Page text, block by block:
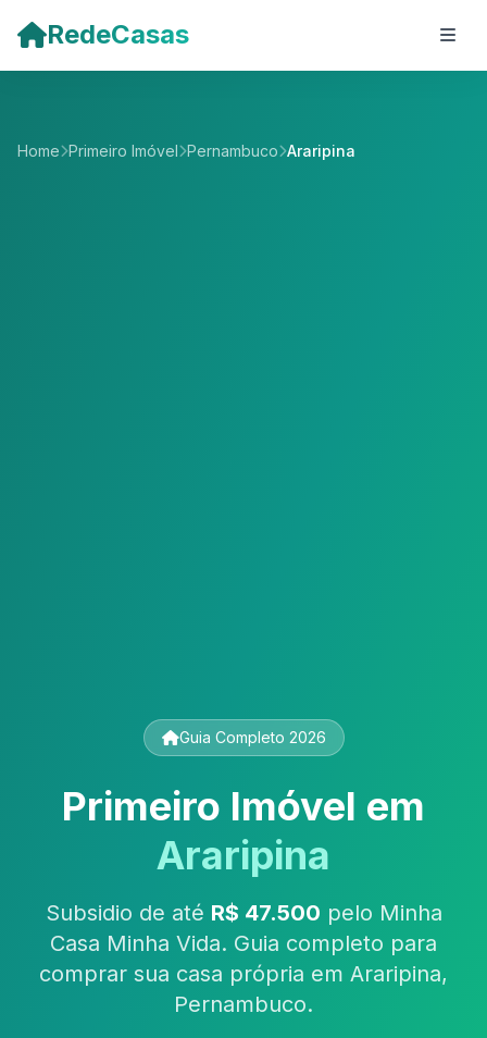
RedeCasas
Home Primeiro Imóvel Pernambuco Araripina
Guia Completo 2026
Primeiro Imóvel em
Araripina
Subsidio de até R$ 47.500 pelo Minha
Casa Minha Vida. Guia completo para
comprar sua casa própria em Araripina,
Pernambuco.